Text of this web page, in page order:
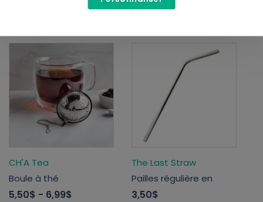
5,99$
CH'A Tea
Boule à thé
5,50$ - 6,99$
The Last Straw
Pailles régulière en
3,50$